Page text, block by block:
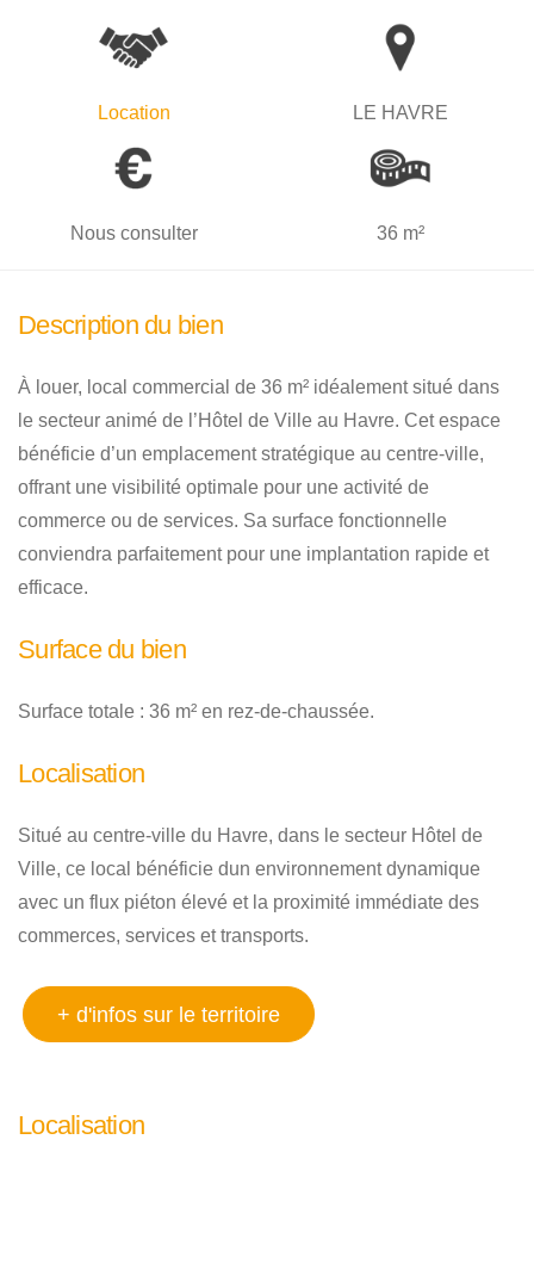
Location LE HAVRE
Nous consulter 36 m²
Description du bien
À louer, local commercial de 36 m² idéalement situé dans
le secteur animé de l’Hôtel de Ville au Havre. Cet espace
bénéficie d’un emplacement stratégique au centre-ville,
offrant une visibilité optimale pour une activité de
commerce ou de services. Sa surface fonctionnelle
conviendra parfaitement pour une implantation rapide et
efficace.
Surface du bien
Surface totale : 36 m² en rez-de-chaussée.
Localisation
Situé au centre-ville du Havre, dans le secteur Hôtel de
Ville, ce local bénéficie dun environnement dynamique
avec un flux piéton élevé et la proximité immédiate des
commerces, services et transports.
+ d'infos sur le territoire
Localisation